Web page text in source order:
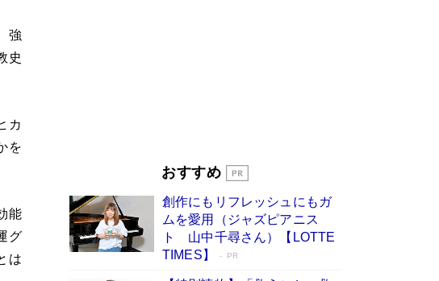
強
史
カ
を
能
グ
は
占 上半期1位にも選出［新書ベストセラー］
Book Bang
おすすめ
創作にもリフレッシュにもガ
ムを愛用（ジャズピアニス
ト 山中千尋さん）【LOTTE
TIMES】
PR